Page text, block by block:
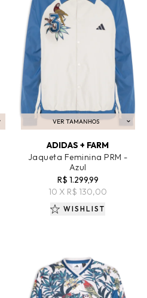
VER TAMANHOS
ADICIONAR AO CARRINHO
ADIDAS + FARM
Jaqueta Feminina PRM -
Azul
R$ 1.299,99
10 X R$ 130,00
WISHLIST